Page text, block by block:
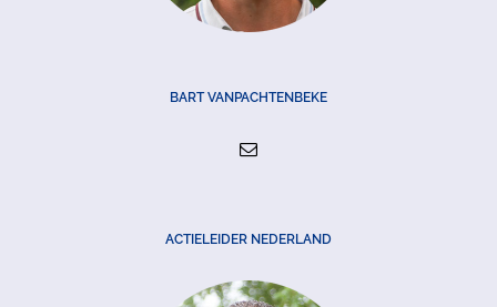
BART VANPACHTENBEKE
ACTIELEIDER NEDERLAND